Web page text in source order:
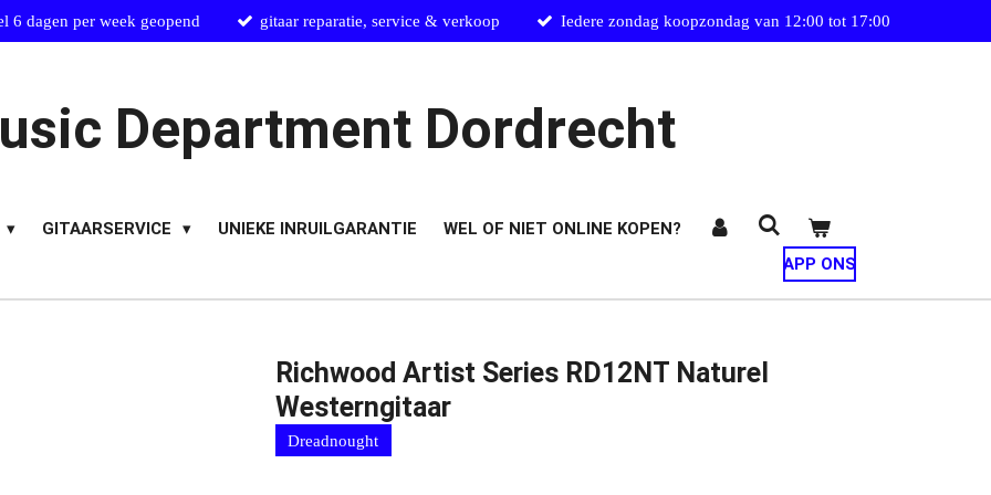
6 dagen per week geopend gitaar reparatie, service & verkoop Iedere zondag koopzondag van 12:00 tot 17:00
Department Dordrecht
GITAARSERVICE UNIEKE INRUILGARANTIE
WEL OF NIET ONLINE KOPEN?
APP ONS
Richwood Artist Series RD12NT Naturel
Westerngitaar
Dreadnought